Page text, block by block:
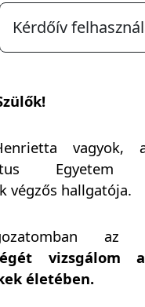
Kérdőív
vagyok,
Egyetem
végzős hallgatója.
az
vizsgálom
életében.